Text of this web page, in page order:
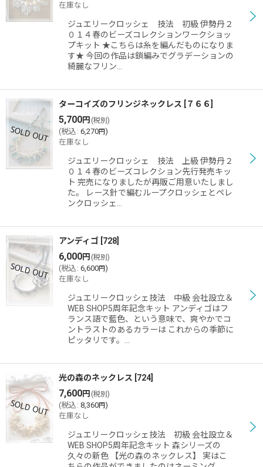
在庫なし
ジュエリークロッシェ 技法 初級 伊勢丹２
０１４春のビーズコレクションワークショッ
プキット ★こちらは糸を編んだものになりま
す★ 今回の作品は鎖編みでグラデーションの
綺麗なフリン…
ターコイズのフリンジネックレス ７６６
5,700円 (税別)
(税込 : 6,270円)
在庫なし
ジュエリークロッシェ 技法 上級 伊勢丹２
０１４春のビーズコレクション先行発売キッ
ト 完売になりましたが再販ご用意いたしまし
た。 レース針で編むループクロッシェとペレ
ンクロッシェ…
アンディゴ 728
6,000円 (税別)
(税込 : 6,600円)
在庫なし
ジュエリークロッシェ技法 中級 会社設立＆
WEB SHOP5周年記念キット アンディゴはフ
ランス語で藍色、という意味で、爽やかでコ
ントラストのあるカラーは これからの季節に
ピッタリです。…
光の森のネックレス 724
7,600円 (税別)
(税込 : 8,360円)
在庫なし
ジュエリークロッシェ技法 初級 会社設立＆
WEB SHOP5周年記念キット 森シリーズの
久々の新色 【光の森のネックレス】 実はこ